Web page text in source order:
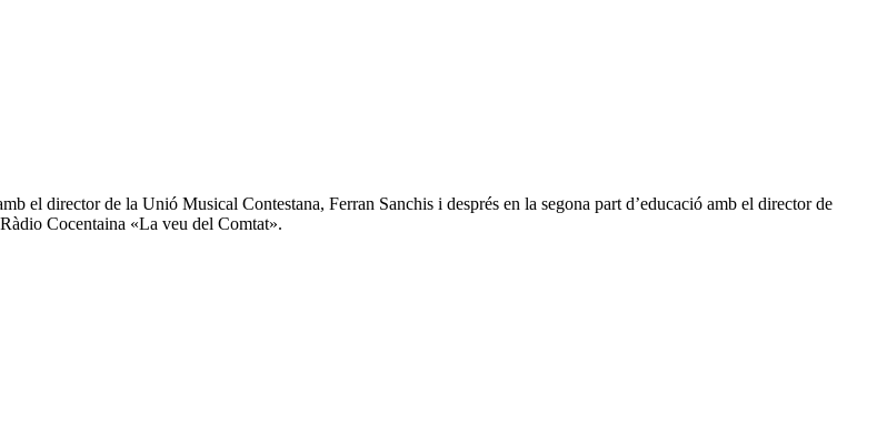
el director de la Unió Musical Contestana, Ferran Sanchis i després en la segona part d’educació amb el director de
Cocentaina «La veu del Comtat».